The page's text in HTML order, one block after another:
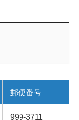
郵便番号
999-3711